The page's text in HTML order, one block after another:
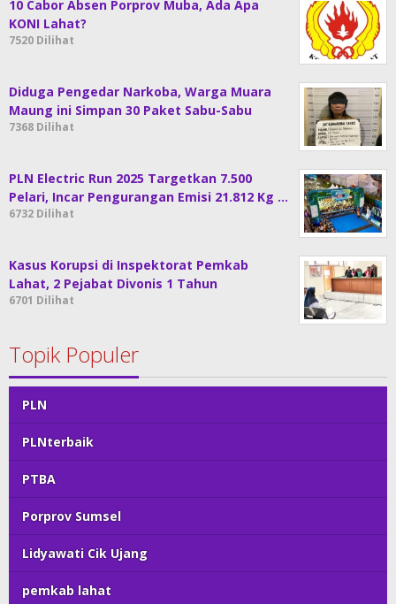
10 Cabor Absen Porprov Muba, Ada Apa
KONI Lahat?
7520 Dilihat
Diduga Pengedar Narkoba, Warga Muara
Maung ini Simpan 30 Paket Sabu-Sabu
7368 Dilihat
PLN Electric Run 2025 Targetkan 7.500
Pelari, Incar Pengurangan Emisi 21.812 Kg …
6732 Dilihat
Kasus Korupsi di Inspektorat Pemkab
Lahat, 2 Pejabat Divonis 1 Tahun
6701 Dilihat
Topik Populer
PLN
PLNterbaik
PTBA
Porprov Sumsel
Lidyawati Cik Ujang
pemkab lahat